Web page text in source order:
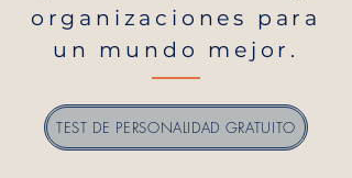
organizaciones para
un mundo mejor.
TEST DE PERSONALIDAD GRATUITO